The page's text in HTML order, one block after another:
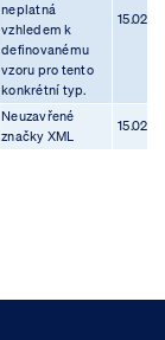
neplatná
vzhledem k
definovanému
vzoru pro tento
konkrétní typ.
Neuzavřené
značky XML